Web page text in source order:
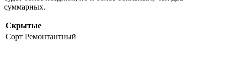
суммарных.
Скрытые
Сорт Ремонтантный